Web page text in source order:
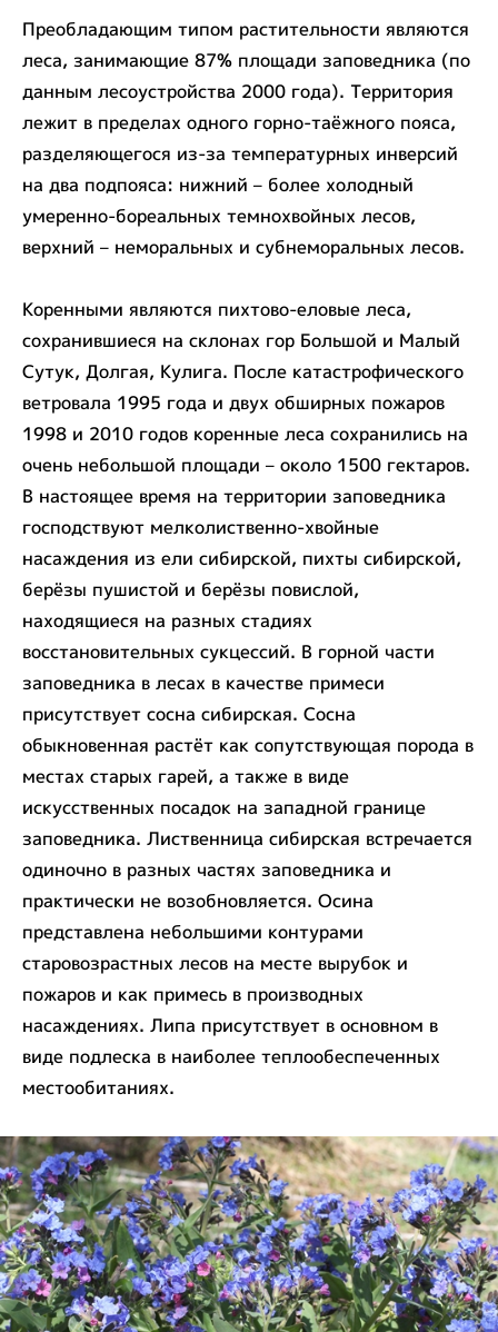
Преобладающим типом растительности являются
леса, занимающие 87% площади заповедника (по
данным лесоустройства 2000 года). Территория
лежит в пределах одного горно-таёжного пояса,
разделяющегося из-за температурных инверсий
на два подпояса: нижний – более холодный
умеренно-бореальных темнохвойных лесов,
верхний – неморальных и субнеморальных лесов.
Коренными являются пихтово-еловые леса,
сохранившиеся на склонах гор Большой и Малый
Сутук, Долгая, Кулига. После катастрофического
ветровала 1995 года и двух обширных пожаров
1998 и 2010 годов коренные леса сохранились на
очень небольшой площади – около 1500 гектаров.
В настоящее время на территории заповедника
господствуют мелколиственно-хвойные
насаждения из ели сибирской, пихты сибирской,
берёзы пушистой и берёзы повислой,
находящиеся на разных стадиях
восстановительных сукцессий. В горной части
заповедника в лесах в качестве примеси
присутствует сосна сибирская. Сосна
обыкновенная растёт как сопутствующая порода в
местах старых гарей, а также в виде
искусственных посадок на западной границе
заповедника. Лиственница сибирская встречается
одиночно в разных частях заповедника и
практически не возобновляется. Осина
представлена небольшими контурами
старовозрастных лесов на месте вырубок и
пожаров и как примесь в производных
насаждениях. Липа присутствует в основном в
виде подлеска в наиболее теплообеспеченных
местообитаниях.